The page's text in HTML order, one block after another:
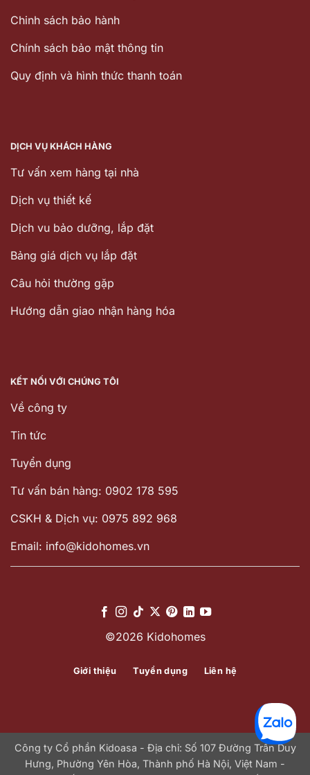
Chinh sách bảo hành
Chính sách bảo mật thông tin
Quy định và hình thức thanh toán
DỊCH VỤ KHÁCH HÀNG
Tư vấn xem hàng tại nhà
Dịch vụ thiết kế
Dịch vu bảo dưỡng, lắp đặt
Bảng giá dịch vụ lắp đặt
Câu hỏi thường gặp
Hướng dẫn giao nhận hàng hóa
KẾT NỐI VỚI CHÚNG TÔI
Về công ty
Tin tức
Tuyển dụng
Tư vấn bán hàng: 0902 178 595
CSKH & Dịch vụ: 0975 892 968
Email: info@kidohomes.vn
©2026 Kidohomes
Giới thiệu Tuyển dụng Liên hệ
Công ty Cổ phần Kidoasa - Địa chỉ: Số 107 Đường Trần Duy
Hưng, Phường Yên Hòa, Thành phố Hà Nội, Việt Nam -